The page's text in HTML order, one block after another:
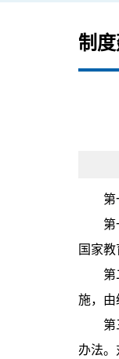
制
国家
施，
办法